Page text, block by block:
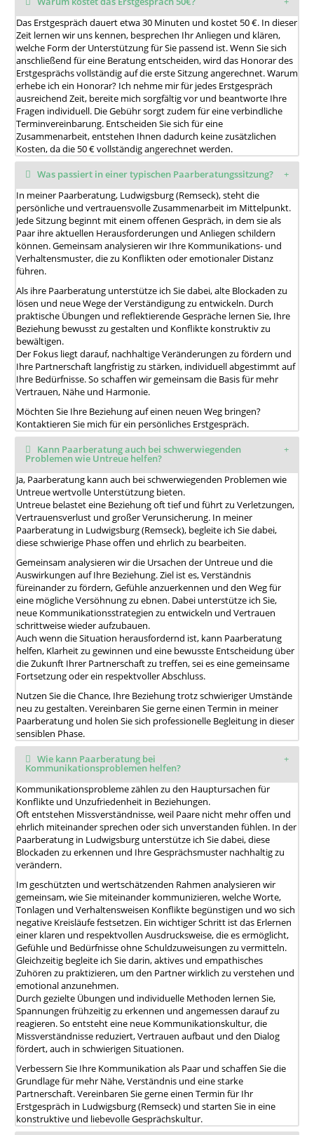
Das Erstgespräch dauert etwa 30 Minuten und kostet 50 €. In dieser
Zeit lernen wir uns kennen, besprechen Ihr Anliegen und klären,
welche Form der Unterstützung für Sie passend ist. Wenn Sie sich
anschließend für eine Beratung entscheiden, wird das Honorar des
Erstgesprächs vollständig auf die erste Sitzung angerechnet. Warum
erhebe ich ein Honorar? Ich nehme mir für jedes Erstgespräch
ausreichend Zeit, bereite mich sorgfältig vor und beantworte Ihre
Fragen individuell. Die Gebühr sorgt zudem für eine verbindliche
Terminvereinbarung. Entscheiden Sie sich für eine
Zusammenarbeit, entstehen Ihnen dadurch keine zusätzlichen
Kosten, da die 50 € vollständig angerechnet werden.
Was passiert in einer typischen Paarberatungssitzung?
In meiner Paarberatung, Ludwigsburg (Remseck), steht die
persönliche und vertrauensvolle Zusammenarbeit im Mittelpunkt.
Jede Sitzung beginnt mit einem offenen Gespräch, in dem sie als
Paar ihre aktuellen Herausforderungen und Anliegen schildern
können. Gemeinsam analysieren wir Ihre Kommunikations- und
Verhaltensmuster, die zu Konflikten oder emotionaler Distanz
führen.
Als ihre Paarberatung unterstütze ich Sie dabei, alte Blockaden zu
lösen und neue Wege der Verständigung zu entwickeln. Durch
praktische Übungen und reflektierende Gespräche lernen Sie, Ihre
Beziehung bewusst zu gestalten und Konflikte konstruktiv zu
bewältigen.
Der Fokus liegt darauf, nachhaltige Veränderungen zu fördern und
Ihre Partnerschaft langfristig zu stärken, individuell abgestimmt auf
Ihre Bedürfnisse. So schaffen wir gemeinsam die Basis für mehr
Vertrauen, Nähe und Harmonie.
Möchten Sie Ihre Beziehung auf einen neuen Weg bringen?
Kontaktieren Sie mich für ein persönliches Erstgespräch.
Kann Paarberatung auch bei schwerwiegenden
Problemen wie Untreue helfen?
Ja, Paarberatung kann auch bei schwerwiegenden Problemen wie
Untreue wertvolle Unterstützung bieten.
Untreue belastet eine Beziehung oft tief und führt zu Verletzungen,
Vertrauensverlust und großer Verunsicherung. In meiner
Paarberatung in Ludwigsburg (Remseck), begleite ich Sie dabei,
diese schwierige Phase offen und ehrlich zu bearbeiten.
Gemeinsam analysieren wir die Ursachen der Untreue und die
Auswirkungen auf Ihre Beziehung. Ziel ist es, Verständnis
füreinander zu fördern, Gefühle anzuerkennen und den Weg für
eine mögliche Versöhnung zu ebnen. Dabei unterstütze ich Sie,
neue Kommunikationsstrategien zu entwickeln und Vertrauen
schrittweise wieder aufzubauen.
Auch wenn die Situation herausfordernd ist, kann Paarberatung
helfen, Klarheit zu gewinnen und eine bewusste Entscheidung über
die Zukunft Ihrer Partnerschaft zu treffen, sei es eine gemeinsame
Fortsetzung oder ein respektvoller Abschluss.
Nutzen Sie die Chance, Ihre Beziehung trotz schwieriger Umstände
neu zu gestalten. Vereinbaren Sie gerne einen Termin in meiner
Paarberatung und holen Sie sich professionelle Begleitung in dieser
sensiblen Phase.
Wie kann Paarberatung bei
Kommunikationsproblemen helfen?
Kommunikationsprobleme zählen zu den Hauptursachen für
Konflikte und Unzufriedenheit in Beziehungen.
Oft entstehen Missverständnisse, weil Paare nicht mehr offen und
ehrlich miteinander sprechen oder sich unverstanden fühlen. In der
Paarberatung in Ludwigsburg unterstütze ich Sie dabei, diese
Blockaden zu erkennen und Ihre Gesprächsmuster nachhaltig zu
verändern.
Im geschützten und wertschätzenden Rahmen analysieren wir
gemeinsam, wie Sie miteinander kommunizieren, welche Worte,
Tonlagen und Verhaltensweisen Konflikte begünstigen und wo sich
negative Kreisläufe festsetzen. Ein wichtiger Schritt ist das Erlernen
einer klaren und respektvollen Ausdrucksweise, die es ermöglicht,
Gefühle und Bedürfnisse ohne Schuldzuweisungen zu vermitteln.
Gleichzeitig begleite ich Sie darin, aktives und empathisches
Zuhören zu praktizieren, um den Partner wirklich zu verstehen und
emotional anzunehmen.
Durch gezielte Übungen und individuelle Methoden lernen Sie,
Spannungen frühzeitig zu erkennen und angemessen darauf zu
reagieren. So entsteht eine neue Kommunikationskultur, die
Missverständnisse reduziert, Vertrauen aufbaut und den Dialog
fördert, auch in schwierigen Situationen.
Verbessern Sie Ihre Kommunikation als Paar und schaffen Sie die
Grundlage für mehr Nähe, Verständnis und eine starke
Partnerschaft. Vereinbaren Sie gerne einen Termin für Ihr
Erstgespräch in Ludwigsburg (Remseck) und starten Sie in eine
konstruktive und liebevolle Gesprächskultur.